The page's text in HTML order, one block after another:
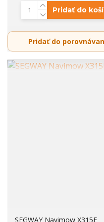
Pridať do
Pridať do
SEGWAY Navimow X315E